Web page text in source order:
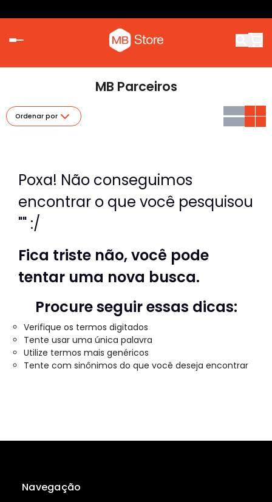
MB Parceiros
Ordenar por
Poxa! Não conseguimos
encontrar o que você pesquisou
"" :/
Fica triste não, você pode
tentar uma nova busca.
Procure seguir essas dicas:
Verifique os termos digitados
Tente usar uma única palavra
Utilize termos mais genéricos
Tente com sinônimos do que você deseja encontrar
Navegação